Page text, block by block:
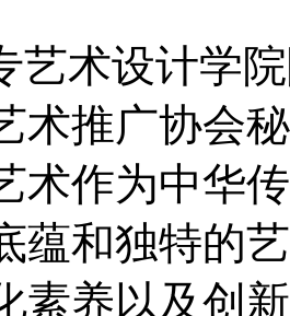
艺术设计学
术推广协会
术作为中华
蕴和独特的
素养以及创